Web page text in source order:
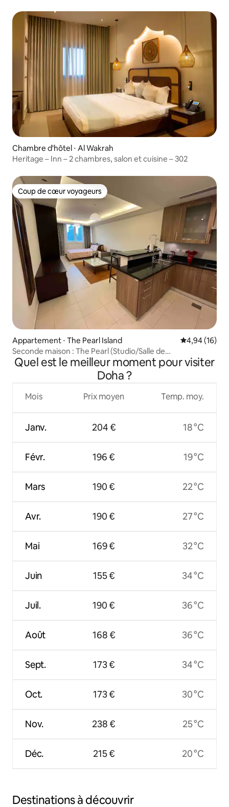
Chambre d'hôtel ⋅ Al Wakrah
Heritage – Inn – 2 chambres, salon et cuisine – 302
Coup de cœur voyageurs
Coup de cœur voyageurs
Appartement ⋅ The Pearl Island Évaluation
4,94 (16)
Seconde maison : The Pearl (Studio/Salle de
sport+Piscine)
Quel est le meilleur moment pour visiter
Doha ?
Mois
Janv.
Févr.
Mars
Avr.
Mai
Juin
Juil.
Août
Sept.
Oct.
Nov.
Déc.
Prix moyen
204 €
196 €
190 €
190 €
169 €
155 €
190 €
168 €
173 €
173 €
238 €
215 €
Temp. moy.
18 °C
19 °C
22 °C
27 °C
32 °C
34 °C
36 °C
36 °C
34 °C
30 °C
25 °C
20 °C
Destinations à découvrir